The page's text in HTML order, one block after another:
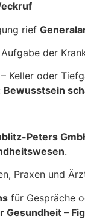
rief
der
Keller oder
Bewusstsein
Peters
.
Praxen und
für Gespräche
–